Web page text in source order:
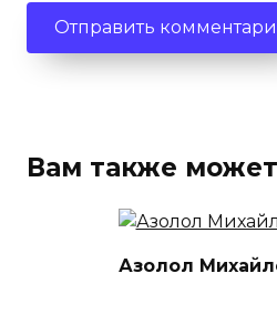
Вам также
Азолол